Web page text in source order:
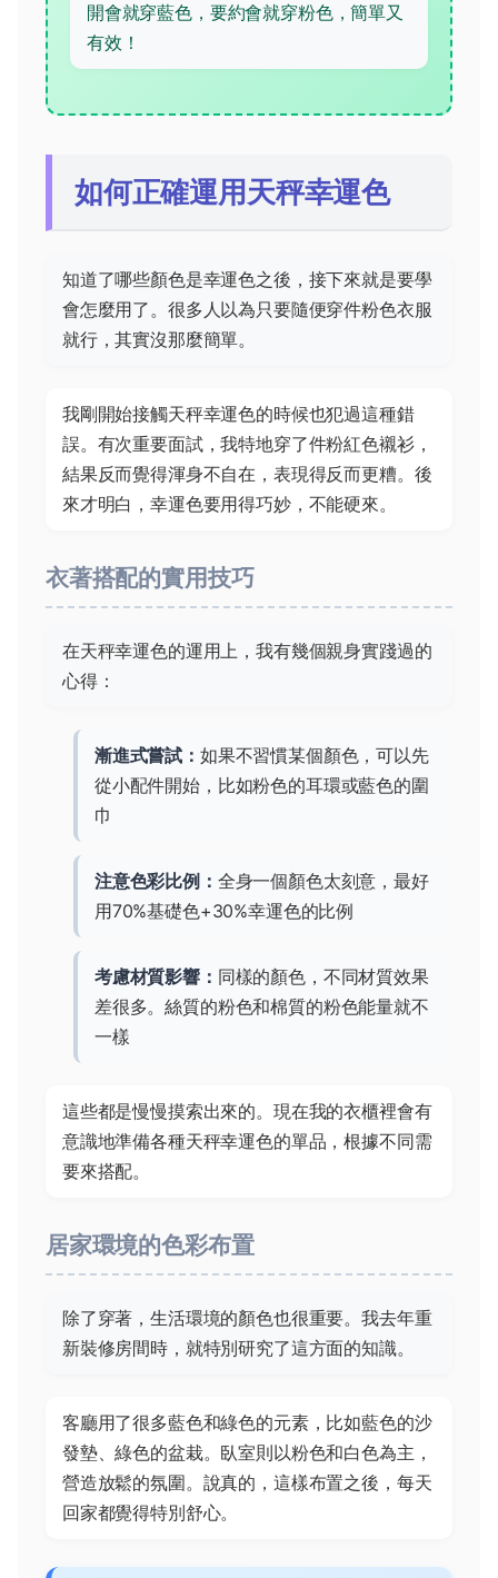
開會就穿藍色，要約會就穿粉色，簡單又
有效！
如何正確運用天秤幸運色
知道了哪些顏色是幸運色之後，接下來就是要學
會怎麼用了。很多人以為只要隨便穿件粉色衣服
就行，其實沒那麼簡單。
我剛開始接觸天秤幸運色的時候也犯過這種錯
誤。有次重要面試，我特地穿了件粉紅色襯衫，
結果反而覺得渾身不自在，表現得反而更糟。後
來才明白，幸運色要用得巧妙，不能硬來。
衣著搭配的實用技巧
在天秤幸運色的運用上，我有幾個親身實踐過的
心得：
漸進式嘗試： 如果不習慣某個顏色，可以先
從小配件開始，比如粉色的耳環或藍色的圍
巾
注意色彩比例： 全身一個顏色太刻意，最好
用70%基礎色+30%幸運色的比例
考慮材質影響： 同樣的顏色，不同材質效果
差很多。絲質的粉色和棉質的粉色能量就不
一樣
這些都是慢慢摸索出來的。現在我的衣櫃裡會有
意識地準備各種天秤幸運色的單品，根據不同需
要來搭配。
居家環境的色彩布置
除了穿著，生活環境的顏色也很重要。我去年重
新裝修房間時，就特別研究了這方面的知識。
客廳用了很多藍色和綠色的元素，比如藍色的沙
發墊、綠色的盆栽。臥室則以粉色和白色為主，
營造放鬆的氛圍。說真的，這樣布置之後，每天
回家都覺得特別舒心。